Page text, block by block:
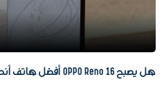
هل يصبح OPPO Reno 16 أفضل هاتف أندرويد في فئته؟